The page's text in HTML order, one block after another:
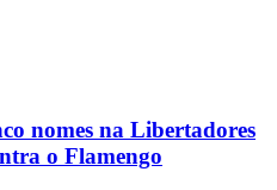
nomes na Libertadores
o Flamengo